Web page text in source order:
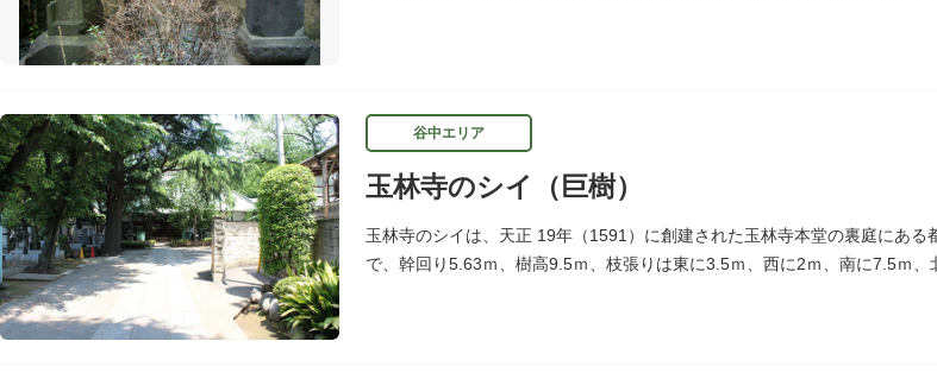
谷中エリア
玉林寺のシイ（巨樹）
玉林寺のシイは、天正 19年（1591）に創建された玉林寺本堂の裏庭にあ
で、幹回り5.63ｍ、樹高9.5ｍ、枝張りは東に3.5ｍ、西に2ｍ、南に7.5ｍ